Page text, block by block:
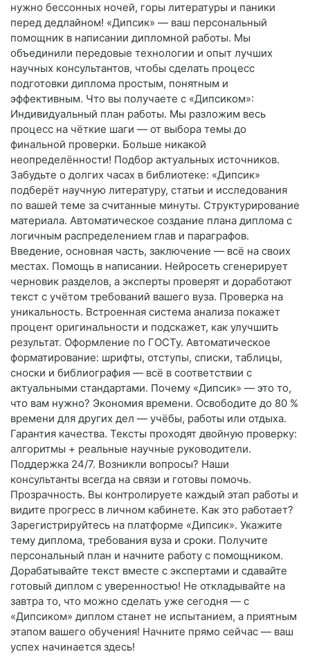
нужно бессонных ночей, горы литературы и паники
перед дедлайном! «Дипсик» — ваш персональный
помощник в написании дипломной работы. Мы
объединили передовые технологии и опыт лучших
научных консультантов, чтобы сделать процесс
подготовки диплома простым, понятным и
эффективным. Что вы получаете с «Дипсиком»:
Индивидуальный план работы. Мы разложим весь
процесс на чёткие шаги — от выбора темы до
финальной проверки. Больше никакой
неопределённости! Подбор актуальных источников.
Забудьте о долгих часах в библиотеке: «Дипсик»
подберёт научную литературу, статьи и исследования
по вашей теме за считанные минуты. Структурирование
материала. Автоматическое создание плана диплома с
логичным распределением глав и параграфов.
Введение, основная часть, заключение — всё на своих
местах. Помощь в написании. Нейросеть сгенерирует
черновик разделов, а эксперты проверят и доработают
текст с учётом требований вашего вуза. Проверка на
уникальность. Встроенная система анализа покажет
процент оригинальности и подскажет, как улучшить
результат. Оформление по ГОСТу. Автоматическое
форматирование: шрифты, отступы, списки, таблицы,
сноски и библиография — всё в соответствии с
актуальными стандартами. Почему «Дипсик» — это то,
что вам нужно? Экономия времени. Освободите до 80 %
времени для других дел — учёбы, работы или отдыха.
Гарантия качества. Тексты проходят двойную проверку:
алгоритмы + реальные научные руководители.
Поддержка 24/7. Возникли вопросы? Наши
консультанты всегда на связи и готовы помочь.
Прозрачность. Вы контролируете каждый этап работы и
видите прогресс в личном кабинете. Как это работает?
Зарегистрируйтесь на платформе «Дипсик». Укажите
тему диплома, требования вуза и сроки. Получите
персональный план и начните работу с помощником.
Дорабатывайте текст вместе с экспертами и сдавайте
готовый диплом с уверенностью! Не откладывайте на
завтра то, что можно сделать уже сегодня — с
«Дипсиком» диплом станет не испытанием, а приятным
этапом вашего обучения! Начните прямо сейчас — ваш
успех начинается здесь!